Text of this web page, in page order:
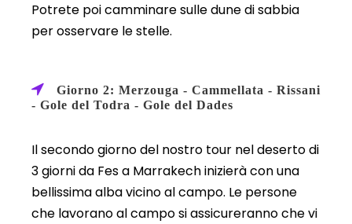
Potrete poi camminare sulle dune di sabbia
per osservare le stelle.
Giorno 2: Merzouga - Cammellata - Rissani
- Gole del Todra - Gole del Dades
Il secondo giorno del nostro tour nel deserto di
3 giorni da Fes a Marrakech inizierà con una
bellissima alba vicino al campo. Le persone
che lavorano al campo si assicureranno che vi